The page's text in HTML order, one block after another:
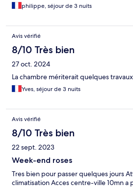
philippe, séjour de 3 nuits
Avis vérifié
8/10 Très bien
27 oct. 2024
La chambre mériterait quelques
Yves, séjour de 3 nuits
Avis vérifié
8/10 Très bien
22 sept. 2023
Week-end roses
Tres bien pour passer quelques jours
climatisation Acces centre-ville 10mn a